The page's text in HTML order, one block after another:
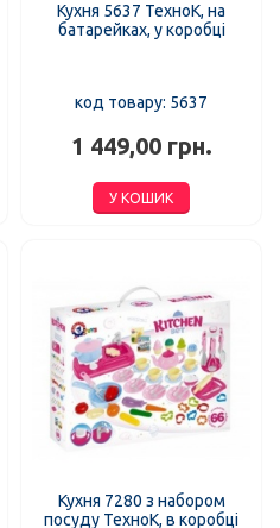
Кухня 5637 ТехноК, на
батарейках, у коробці
код товару: 5637
1 449,00 грн.
У КОШИК
Кухня 7280 з набором
посуду ТехноК, в коробці